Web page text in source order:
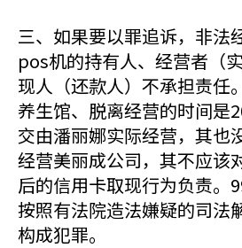
三、如果要以罪追诉，非法
pos机的持有人、经营者（
现人（还款人）不承担责任
养生馆、脱离经营的时间是
交由潘丽娜实际经营，其也
经营美丽成公司，其不应该
后的信用卡取现行为负责。
按照有法院造法嫌疑的司法
构成犯罪。